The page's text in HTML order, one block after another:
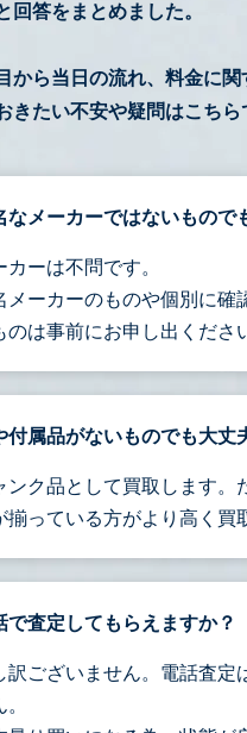
回答をまとめました。
から当日の流れ、料金に
きたい不安や疑問はこちら
なメーカーではないもので
カーは不問です。
メーカーのものや個別に確
のは事前にお申し出くださ
付属品がないものでも大丈
ンク品として買取します。
揃っている方がより高く買
で査定してもらえますか？
訳ございません。電話査定